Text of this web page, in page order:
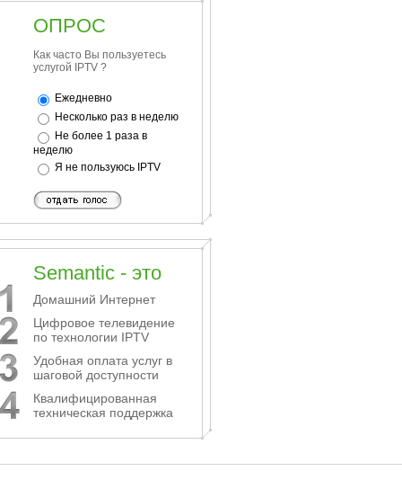
ОПРОС
Как часто Вы пользуетесь
услугой IPTV ?
Ежедневно
Несколько раз в неделю
Не более 1 раза в
неделю
Я не пользуюсь IPTV
Semantic - это
Домашний Интернет
Цифровое телевидение
по технологии IPTV
Удобная оплата услуг в
шаговой доступности
Квалифицированная
техническая поддержка